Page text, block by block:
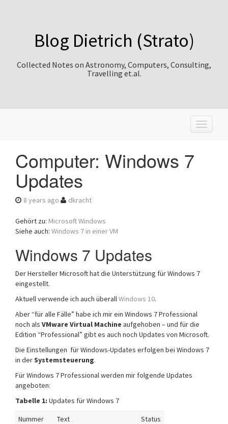
Blog Dietrich (Strato)
Collected Notes on Astronomy, Computers, Consulting,
Travelling et.al.
T
o
Computer: Windows 7
Updates
8 years ago dkracht
Gehört zu: Microsoft Windows
Siehe auch: Windows 7 in einer VM
Windows 7 Updates
Der Hersteller Microsoft hat die Unterstützung für Windows 7
eingestellt.
Aktuell verwende ich auch überallWindows 10.
Aber “für alle Fälle” habe ich mir ein Windows 7 Professional
noch als VMware Virtual Machine aufgehoben – und für die
Edition “Professional” gibt es auch noch Updates von Microsoft.
Die Einstellungen für Windows-Updates erfolgen bei Windows 7
in derSystemsteuerung.
Für Windows 7 Professional werden mir folgende Updates
angeboten:
Tabelle 1: Updates für Windows 7
Nummer
Text
Status